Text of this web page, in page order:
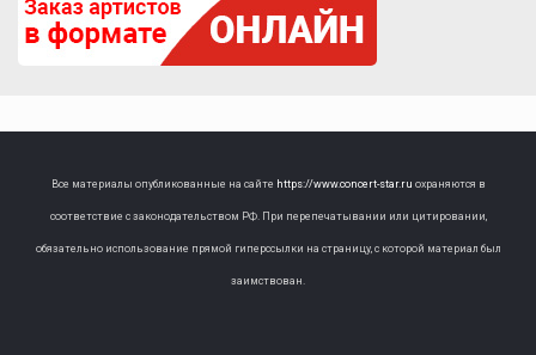
Все материалы опубликованные на сайте https://www.concert-star.ru охраняются в
соответствие с законодательством РФ. При перепечатывании или цитировании,
обязательно использование прямой гиперссылки на страницу, с которой материал был
заимствован.